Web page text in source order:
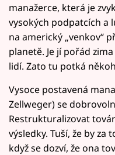
manažerce, která je
vysokých podpatcích a
na americký „venkov“
planetě. Je jí pořád
lidí. Zato tu potká
Vysoce postavená
Zellweger) se
Restrukturalizovat
výsledky. Tuší, že by za
když se dozví, že ona